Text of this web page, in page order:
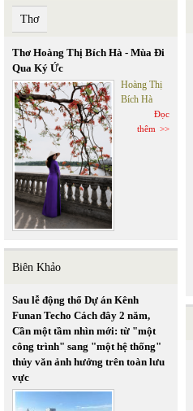
Thơ
Thơ Hoàng Thị Bích Hà - Mùa Đi
Qua Ký Ức
Hoàng Thị
Bích Hà
Đọc
thêm
Biên Khảo
Sau lễ động thổ Dự án Kênh
Funan Techo Cách đây 2 năm,
Cần một tầm nhìn mới: từ "một
công trình" sang "một hệ thống"
thủy văn ảnh hưởng trên toàn lưu
vực